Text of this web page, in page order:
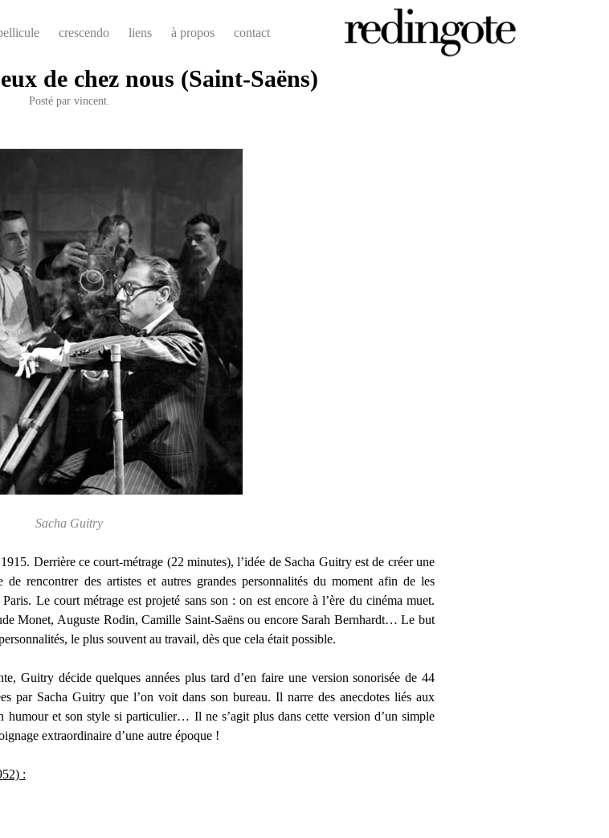
crescendo liens à propos contact
de chez nous (Saint-Saëns)
Posté par vincent.
Sacha Guitry
Derrière ce court-métrage (22 minutes), l’idée de Sacha Guitry est de créer une
rencontrer des artistes et autres grandes personnalités du moment afin de les
Le court métrage est projeté sans son : on est encore à l’ère du cinéma muet.
Monet, Auguste Rodin, Camille Saint-Saëns ou encore Sarah Bernhardt… Le but
le plus souvent au travail, dès que cela était possible.
Guitry décide quelques années plus tard d’en faire une version sonorisée de 44
par Sacha Guitry que l’on voit dans son bureau. Il narre des anecdotes liés aux
humour et son style si particulier… Il ne s’agit plus dans cette version d’un simple
extraordinaire d’une autre époque !
: